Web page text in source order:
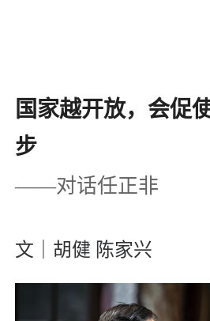
国家越开放，会促
步
——对话任正非
文｜胡健 陈家兴